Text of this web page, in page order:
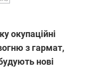
окупаційні
з гармат,
нові